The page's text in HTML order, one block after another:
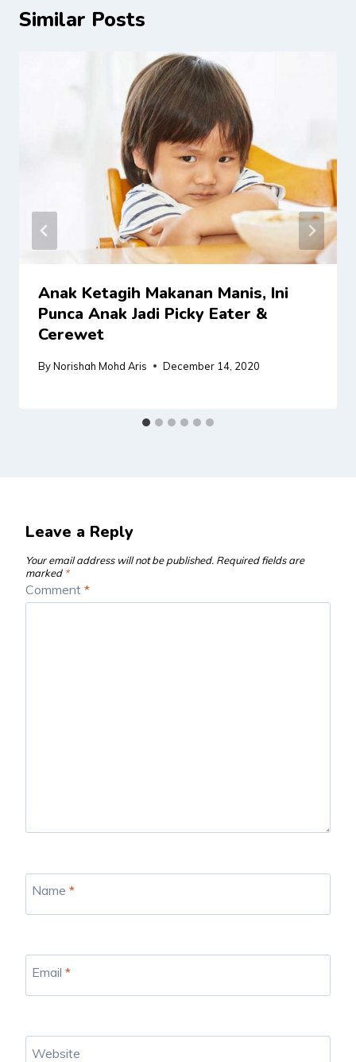
Similar Posts
Anak Ketagih Makanan Manis, Ini
Punca Anak Jadi Picky Eater &
Cerewet
ByNorishah Mohd Aris December 14, 2020
Leave a Reply
Your email address will not be published. Required fields are
marked *
Comment *
Name *
Email *
Website